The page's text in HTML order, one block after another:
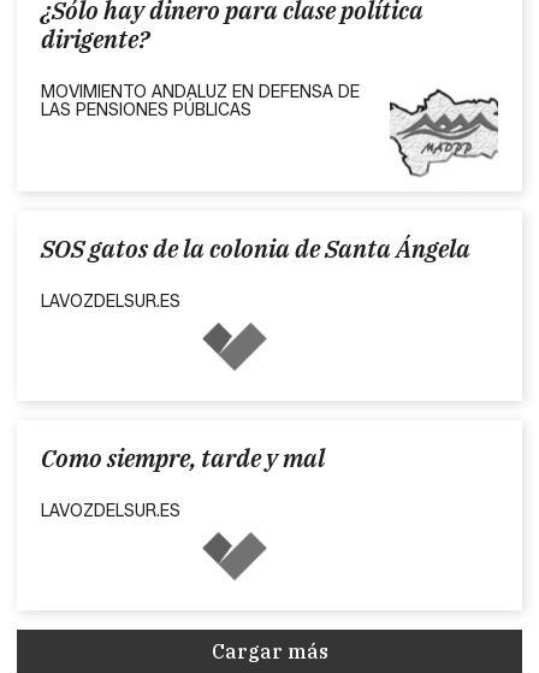
¿Sólo hay dinero para clase política
dirigente?
MOVIMIENTO ANDALUZ EN DEFENSA DE
LAS PENSIONES PÚBLICAS
SOS gatos de la colonia de Santa Ángela
LAVOZDELSUR.ES
Como siempre, tarde y mal
LAVOZDELSUR.ES
Cargar más